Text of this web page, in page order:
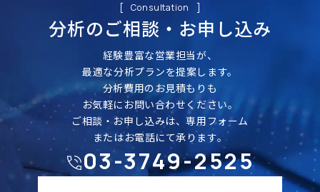
Consultation
分析のご相談・ お申し込み
経験豊富な営業担当が、
最適な分析プランを提案します。
分析費用のお見積もりも
お気軽にお問い合わせください。
ご相談・お申し込みは、専用フォーム
またはお電話にて承ります。
03-3749-2525